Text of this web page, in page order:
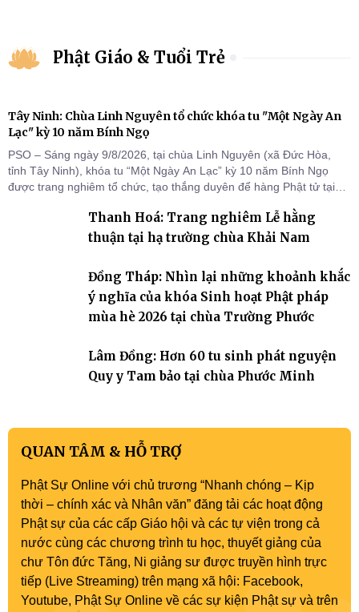
Phật Giáo & Tuổi Trẻ
Tây Ninh: Chùa Linh Nguyên tổ chức khóa tu "Một Ngày An
Lạc" kỳ 10 năm Bính Ngọ
PSO – Sáng ngày 9/8/2026, tại chùa Linh Nguyên (xã Đức Hòa,
tỉnh Tây Ninh), khóa tu “Một Ngày An Lạc” kỳ 10 năm Bính Ngọ
được trang nghiêm tổ chức, tạo thắng duyên để hàng Phật tử tại
Thanh Hoá: Trang nghiêm Lễ hằng
thuận tại hạ trường chùa Khải Nam
Đồng Tháp: Nhìn lại những khoảnh khắc
ý nghĩa của khóa Sinh hoạt Phật pháp
mùa hè 2026 tại chùa Trường Phước
Lâm Đồng: Hơn 60 tu sinh phát nguyện
Quy y Tam bảo tại chùa Phước Minh
QUAN TÂM & HỖ TRỢ
Phật Sự Online với chủ trương “Nhanh chóng – Kịp
thời – chính xác và Nhân văn” đăng tải các hoạt động
Phật sự của các cấp Giáo hội và các tự viện trong cả
nước cùng các chương trình tu học, thuyết giảng của
chư Tôn đức Tăng, Ni giảng sư được truyền hình trực
tiếp (Live Streaming) trên mạng xã hội: Facebook,
Youtube, Phật Sự Online về các sự kiện Phật sự và trên